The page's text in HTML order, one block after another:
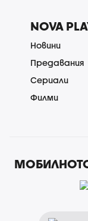
NOVA
Новини
Предавания
Сериали
Филми